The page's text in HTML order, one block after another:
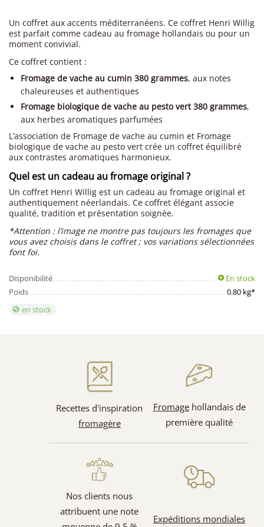
Un coffret aux accents méditerranéens. Ce coffret Henri Willig
est parfait comme cadeau au fromage hollandais ou pour un
moment convivial.
Ce coffret contient :
Fromage de vache au cumin 380 grammes, aux notes
chaleureuses et authentiques
Fromage biologique de vache au pesto vert 380 grammes,
aux herbes aromatiques parfumées
L’association de Fromage de vache au cumin et Fromage
biologique de vache au pesto vert crée un coffret équilibré
aux contrastes aromatiques harmonieux.
Quel est un cadeau au fromage original ?
Un coffret Henri Willig est un cadeau au fromage original et
authentiquement néerlandais. Ce coffret élégant associe
qualité, tradition et présentation soignée.
*Attention : l’image ne montre pas toujours les fromages que
vous avez choisis dans le coffret ; vos variations sélectionnées
font foi.
Disponibilité
En stock
Poids
0.80 kg*
en stock
Recettes d'inspiration
fromagère
Fromagehollandais de
première qualité
Nos clients nous
attribuent une note
Expéditions mondiales